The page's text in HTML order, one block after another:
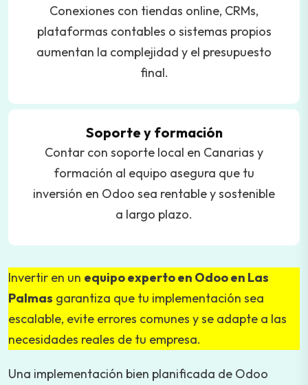
Conexiones con tiendas online, CRMs,
plataformas contables o sistemas propios
aumentan la complejidad y el presupuesto
final.
Soporte y formación
Contar con soporte local en Canarias y
formación al equipo asegura que tu
inversión en Odoo sea rentable y sostenible
a largo plazo.
Invertir en un equipo experto en Odoo en Las
Palmas garantiza que tu implementación sea
escalable, evite errores comunes y se adapte a las
necesidades reales de tu empresa.
Una implementación bien planificada de Odoo